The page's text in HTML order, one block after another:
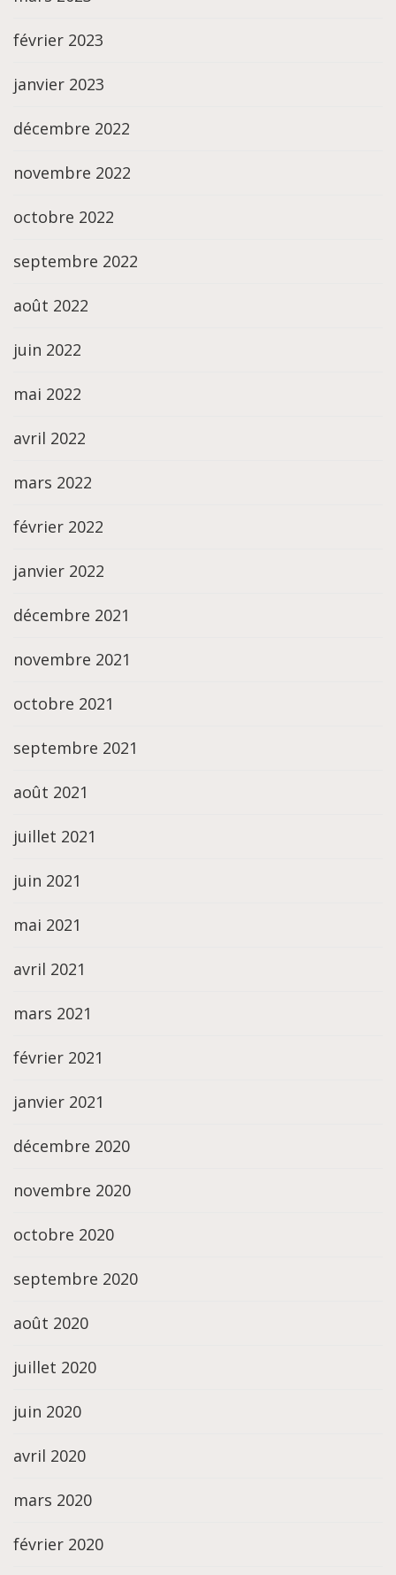
février 2023
janvier 2023
décembre 2022
novembre 2022
octobre 2022
septembre 2022
août 2022
juin 2022
mai 2022
avril 2022
mars 2022
février 2022
janvier 2022
décembre 2021
novembre 2021
octobre 2021
septembre 2021
août 2021
juillet 2021
juin 2021
mai 2021
avril 2021
mars 2021
février 2021
janvier 2021
décembre 2020
novembre 2020
octobre 2020
septembre 2020
août 2020
juillet 2020
juin 2020
avril 2020
mars 2020
février 2020